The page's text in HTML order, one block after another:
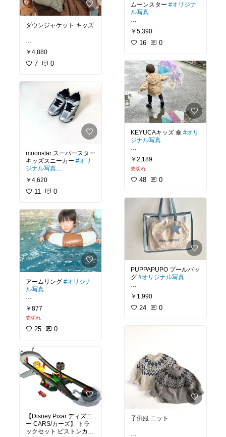
ダウンジャケット キッズ
これかわいい💚
#コート #フード
#ジュニア #ダウン
ジャケット #パーカー #
アウター #韓国子供服
#子ども服
#お
￥4,880
7 0
moonstar スーパースター
キッズスニーカー #オリ
ジナル写真
ダンス用シューズ👦🏻
#ムーンスター #moonsta
r #スーパースター #キッ
ズスニーカー#シューズ
#幅広 #甲高 #運動会
#抗菌防臭 #ジュニア #男
の子 #子ども #こども #子
供靴 #ダンス #キッズコ
ーデ
￥4,620
11 0
アームリング #オリジナ
ル写真
#浮輪 #浮き輪
アームリング
バンド
プール
￥877
売切れ
25 0
【Disney Pixar ディズニ
ー CARS/カーズ】 トラ
ックセット ピストンカッ
ムーンスター #オリジナ
ル写真
幼稚園靴👟
初めてムーンスター買っ
何にでも合わせやすい🖤
#キャロット #子供靴 #キ
ッズ #ジュニア #スニー
カー #moonstar #幅広 #3
E #抗菌防臭 #男の子 #女
￥5,390
16 0
KEYUCAキッズ 傘 #オリ
ジナル写真
お気に入り傘👦🏻
イングッズ #子供用
#無地 #シンプル
おしゃれ #傘 #子供 #ビニ
ール傘
￥2,189
売切れ
48 0
PUPPAPUPO プールバッ
グ #オリジナル写真
グレージュがよかったけ
バスタオル、フェイスタ
オル、水着、ゴーグルを
いれても
余白があって子供も入れ
￥1,990
24 0
子供服 ニット